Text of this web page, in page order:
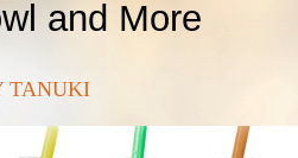
and More
TANUKI